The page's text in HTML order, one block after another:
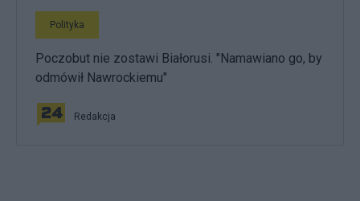
Polityka
Poczobut nie zostawi Białorusi. "Namawiano go, by
odmówił Nawrockiemu"
Redakcja